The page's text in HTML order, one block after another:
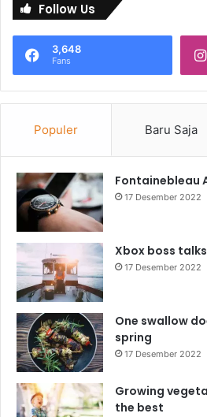
Follow Us
3,648
Fans
Populer Baru Saja
Fontainebleau
17 Desember 2022
Xbox boss
17 Desember 2022
One swallow
spring
17 Desember 2022
Growing
the best